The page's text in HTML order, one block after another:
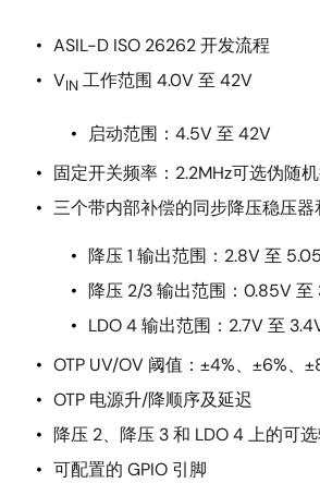
ASIL-D ISO 26262 开发流程
VIN 工作范围 4.0V 至 42V
启动范围：4.5V 至 42V
固定开关频率：2.2MHz可选伪随
三个带内部补偿的同步降压稳压器
降压 1 输出范围：2.8V 至
降压 2/3 输出范围：0.85V 至
LDO 4 输出范围：2.7V 至
OTP UV/OV 阈值：±4%、±6%、
OTP 电源升/降顺序及延迟
降压 2、降压 3 和 LDO 4 上的可
可配置的 GPIO 引脚